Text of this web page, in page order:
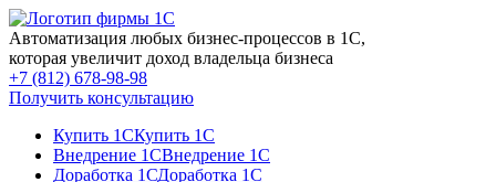
Автоматизация любых бизнес-процессов в 1С,
которая увеличит доход владельца бизнеса
+7 (812) 678-98-98
Получить консультацию
Купить 1СКупить 1С
Внедрение 1СВнедрение 1С
Доработка 1СДоработка 1С